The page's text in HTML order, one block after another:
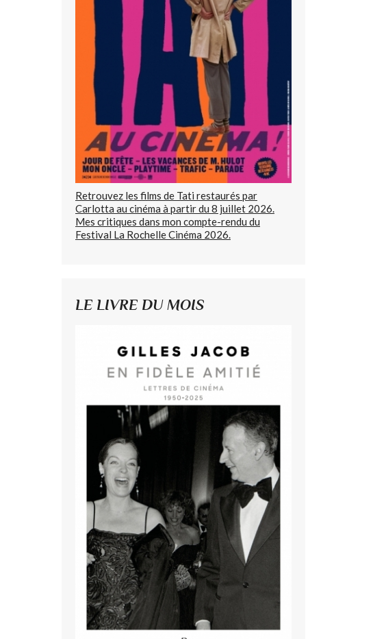
Retrouvez les films de Tati restaurés par
Carlotta au cinéma à partir du 8 juillet 2026.
Mes critiques dans mon compte-rendu du
Festival La Rochelle Cinéma 2026.
LE LIVRE DU MOIS